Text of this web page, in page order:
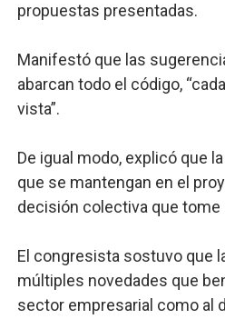
propuestas presentadas.
Manifestó que las
abarcan todo el código,
vista”.
De igual modo, explicó que
que se mantengan en el
decisión colectiva que tome
El congresista sostuvo que
múltiples novedades que
sector empresarial como al